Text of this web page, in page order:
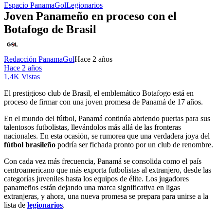
Espacio PanamaGolLegionarios
Joven Panameño en proceso con el
Botafogo de Brasil
Redacción PanamaGolHace 2 años
Hace 2 años
1,4K Vistas
El prestigioso club de Brasil, el emblemático Botafogo está en
proceso de firmar con una joven promesa de Panamá de 17 años.
En el mundo del fútbol, Panamá continúa abriendo puertas para sus
talentosos futbolistas, llevándolos más allá de las fronteras
nacionales. En esta ocasión, se rumorea que una verdadera joya del
fútbol brasileño podría ser fichada pronto por un club de renombre.
Con cada vez más frecuencia, Panamá se consolida como el país
centroamericano que más exporta futbolistas al extranjero, desde las
categorías juveniles hasta los equipos de élite. Los jugadores
panameños están dejando una marca significativa en ligas
extranjeras, y ahora, una nueva promesa se prepara para unirse a la
lista de legionarios.